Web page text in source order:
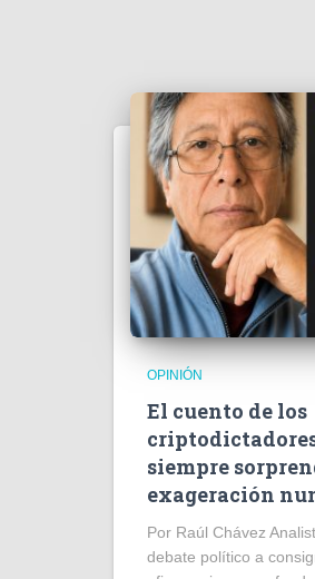
OPINIÓN
El cuento de los
siempre
exageración
Por Raúl Chávez
debate político a